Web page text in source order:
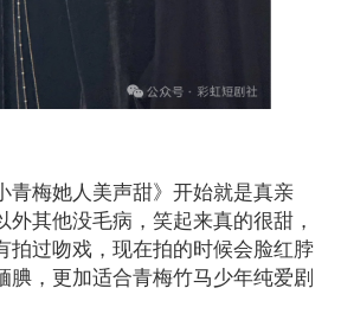
青梅她人美声甜》开始就是真亲
外其他没毛病，笑起来真的很甜，
拍过吻戏，现在拍的时候会脸红脖
腆，更加适合青梅竹马少年纯爱剧